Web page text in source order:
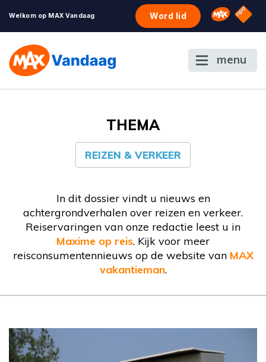
Welkom op MAX Vandaag Word lid Omroep
NPO
menu
THEMA
REIZEN & VERKEER
In dit dossier vindt u nieuws en
achtergrondverhalen over reizen en verkeer.
Reiservaringen van onze redactie leest u in
Maxime op reis. Kijk voor meer
reisconsumentennieuws op de website van MAX
vakantieman.